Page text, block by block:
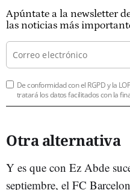
Apúntate a la newsletter
las noticias más
De conformidad con el RGPD y la
tratará los datos facilitados con la
Otra alternativa
Y es que con Ez Abde
septiembre, el FC